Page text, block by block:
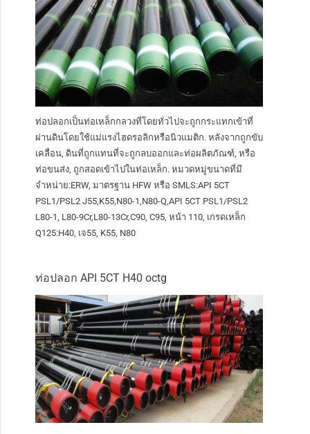
ท่อปลอกเป็นท่อเหล็กกลวงที่โดยทั่วไปจะถูกกระแทกเข้าที่
ผ่านดินโดยใช้แม่แรงไฮดรอลิกหรือนิวแมติก. หลังจากถูกขับ
เคลื่อน, ดินที่ถูกแทนที่จะถูกลบออกและท่อผลิตภัณฑ์, หรือ
ท่อขนส่ง, ถูกสอดเข้าไปในท่อเหล็ก. หมวดหมู่ขนาดที่มี
จำหน่าย:ERW, มาตรฐาน HFW หรือ SMLS:API 5CT
PSL1/PSL2 J55,K55,N80-1,N80-Q,API 5CT PSL1/PSL2
L80-1, L80-9Cr,L80-13Cr,C90, C95, หน้า 110, เกรดเหล็ก
Q125:H40, เจ55, K55, N80
ท่อปลอก API 5CT H40 octg